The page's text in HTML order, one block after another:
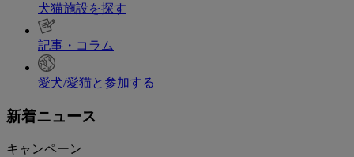
犬猫施設を探す
記事・コラム
愛犬/愛猫と参加する
新着ニュース
キャンペーン